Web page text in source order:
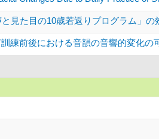
見た目の10歳若返りプログラム」の
練前後における音韻の音響的変化の